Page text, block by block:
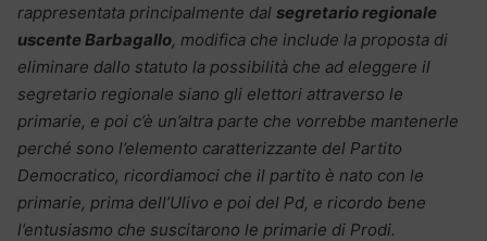
rappresentata principalmente dal segretario regionale
uscente Barbagallo, modifica che include la proposta di
eliminare dallo statuto la possibilità che ad eleggere il
segretario regionale siano gli elettori attraverso le
primarie, e poi c’è un’altra parte che vorrebbe mantenerle
perché sono l’elemento caratterizzante del Partito
Democratico, ricordiamoci che il partito è nato con le
primarie, prima dell’Ulivo e poi del Pd, e ricordo bene
l’entusiasmo che suscitarono le primarie di Prodi.